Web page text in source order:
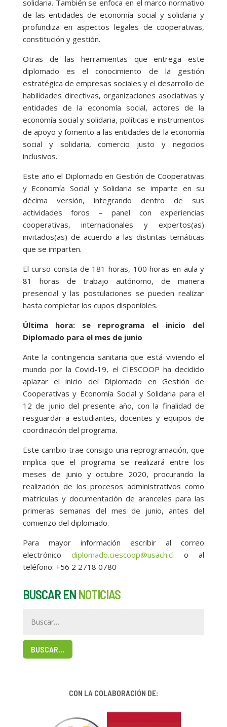
solidaria. También se enfoca en el marco normativo
de las entidades de economía social y solidaria y
profundiza en aspectos legales de cooperativas,
constitución y gestión.
Otras de las herramientas que entrega este
diplomado es el conocimiento de la gestión
estratégica de empresas sociales y el desarrollo de
habilidades directivas, organizaciones asociativas y
entidades de la economía social, actores de la
economía social y solidaria, políticas e instrumentos
de apoyo y fomento a las entidades de la economía
social y solidaria, comercio justo y negocios
inclusivos.
Este año el Diplomado en Gestión de Cooperativas
y Economía Social y Solidaria se imparte en su
décima versión, integrando dentro de sus
actividades foros – panel con experiencias
cooperativas, internacionales y expertos(as)
invitados(as) de acuerdo a las distintas temáticas
que se imparten.
El curso consta de 181 horas, 100 horas en aula y
81 horas de trabajo autónomo, de manera
presencial y las postulaciones se pueden realizar
hasta completar los cupos disponibles.
Última hora: se reprograma el inicio del
Diplomado para el mes de junio
Ante la contingencia sanitaria que está viviendo el
mundo por la Covid-19, el CIESCOOP ha decidido
aplazar el inicio del Diplomado en Gestión de
Cooperativas y Economía Social y Solidaria para el
12 de junio del presente año, con la finalidad de
resguardar a estudiantes, docentes y equipos de
coordinación del programa.
Este cambio trae consigo una reprogramación, que
implica que el programa se realizará entre los
meses de junio y octubre 2020, procurando la
realización de los procesos administrativos como
matrículas y documentación de aranceles para las
primeras semanas del mes de junio, antes del
comienzo del diplomado.
Para mayor información escribir al correo
electrónico diplomado.ciescoop@usach.cl o al
teléfono: +56 2 2718 0780
BUSCAR EN NOTICIAS
BUSCAR…
CON LA COLABORACIÓN DE: